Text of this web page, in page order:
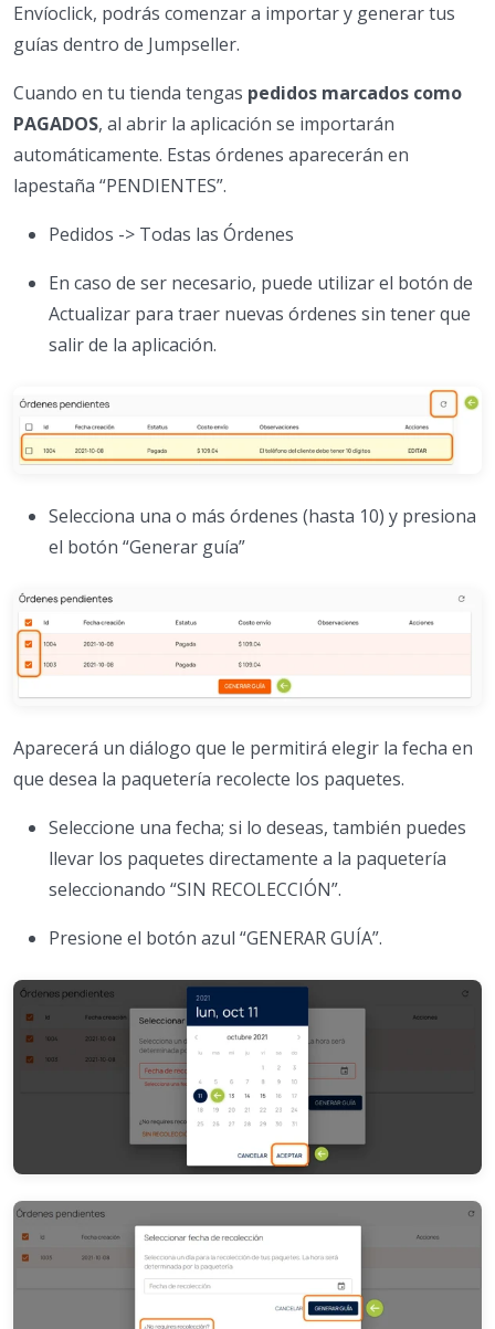
Envíoclick, podrás comenzar a importar y generar tus
guías dentro de Jumpseller.
Cuando en tu tienda tengas pedidos marcados como
PAGADOS, al abrir la aplicación se importarán
automáticamente. Estas órdenes aparecerán en
lapestaña “PENDIENTES”.
Pedidos -> Todas las Órdenes
En caso de ser necesario, puede utilizar el botón de
Actualizar para traer nuevas órdenes sin tener que
salir de la aplicación.
Selecciona una o más órdenes (hasta 10) y presiona
el botón “Generar guía”
Aparecerá un diálogo que le permitirá elegir la fecha en
que desea la paquetería recolecte los paquetes.
Seleccione una fecha; si lo deseas, también puedes
llevar los paquetes directamente a la paquetería
seleccionando “SIN RECOLECCIÓN”.
Presione el botón azul “GENERAR GUÍA”.